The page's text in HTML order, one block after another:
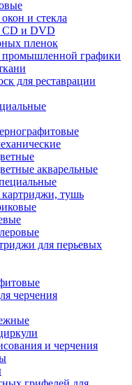
и стекла
CD и DVD
пленок
графики
для реставрации
акварельные
тушь
для перьевых
черчения
и черчения